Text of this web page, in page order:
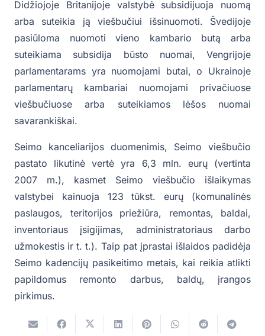
Didžiojoje Britanijoje valstybė subsidijuoja nuomą
arba suteikia ją viešbučiui išsinuomoti. Švedijoje
pasiūloma nuomoti vieno kambario butą arba
suteikiama subsidija būsto nuomai, Vengrijoje
parlamentarams yra nuomojami butai, o Ukrainoje
parlamentarų kambariai nuomojami privačiuose
viešbučiuose arba suteikiamos lėšos nuomai
savarankiškai.
Seimo kanceliarijos duomenimis, Seimo viešbučio
pastato likutinė vertė yra 6,3 mln. eurų (vertinta
2007 m.), kasmet Seimo viešbučio išlaikymas
valstybei kainuoja 123 tūkst. eurų (komunalinės
paslaugos, teritorijos priežiūra, remontas, baldai,
inventoriaus įsigijimas, administratoriaus darbo
užmokestis ir t. t.). Taip pat įprastai išlaidos padidėja
Seimo kadencijų pasikeitimo metais, kai reikia atlikti
papildomus remonto darbus, baldų, įrangos
pirkimus.